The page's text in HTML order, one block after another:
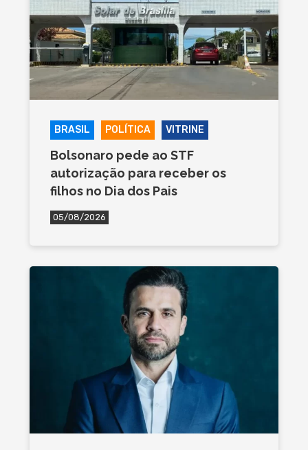
BRASIL POLÍTICA VITRINE
Bolsonaro pede ao STF
autorização para receber os
filhos no Dia dos Pais
05/08/2026